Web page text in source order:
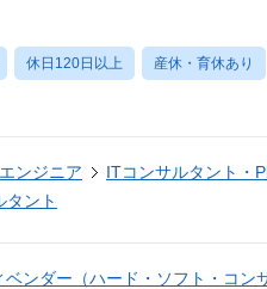
休日120日以上 産休・育休あり
ンジニア
ITコンサルタント・
タント
ンダー（ハード・ソフト・コン